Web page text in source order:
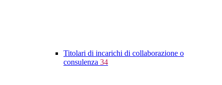
Titolari di incarichi di collaborazione o
consulenza 34